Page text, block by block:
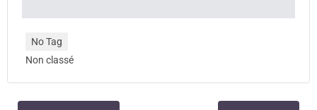
No Tag
Non classé